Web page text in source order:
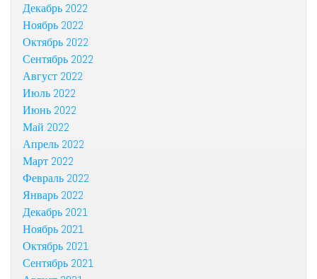
Декабрь 2022
Ноябрь 2022
Октябрь 2022
Сентябрь 2022
Август 2022
Июль 2022
Июнь 2022
Май 2022
Апрель 2022
Март 2022
Февраль 2022
Январь 2022
Декабрь 2021
Ноябрь 2021
Октябрь 2021
Сентябрь 2021